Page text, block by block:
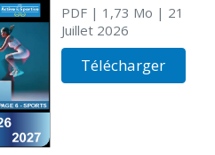
PDF| 1,73 Mo | 21
Juillet 2026
Télécharger